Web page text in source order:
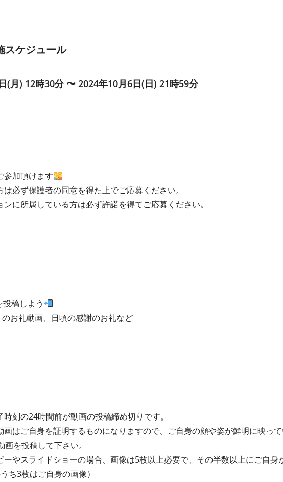
スケジュール
(月) 12時30分 〜 2024年10月6日(日) 21時59分
参加頂けます
必ず保護者の同意を得た上でご応募ください。
ンに所属している方は必ず許諾を得てご応募ください。
稿しよう
お礼動画、日頃の感謝のお礼など
時刻の24時間前が動画の投稿締め切りです。
画はご自身を証明するものになりますので、ご自身の顔や姿が鮮明に映って
画を投稿して下さい。
ーやスライドショーの場合、画像は5枚以上必要で、その半数以上にご自身
ち3枚はご自身の画像）